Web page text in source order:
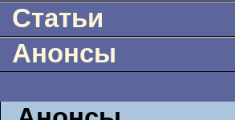
Статьи
Анонсы